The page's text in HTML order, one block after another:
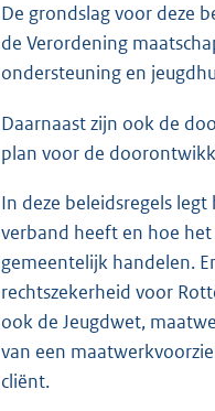
De grondslag voor deze
de Verordening
ondersteuning en
Daarnaast zijn ook de
plan voor de
In deze beleidsregels
verband heeft en hoe
gemeentelijk handelen.
rechtszekerheid voor
ook de Jeugdwet,
van een
cliënt.